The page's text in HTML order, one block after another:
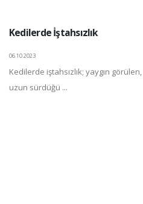
Kedilerde İştahsızlık
06.10.2023
Kedilerde iştahsızlık; yaygın
uzun sürdüğü ...